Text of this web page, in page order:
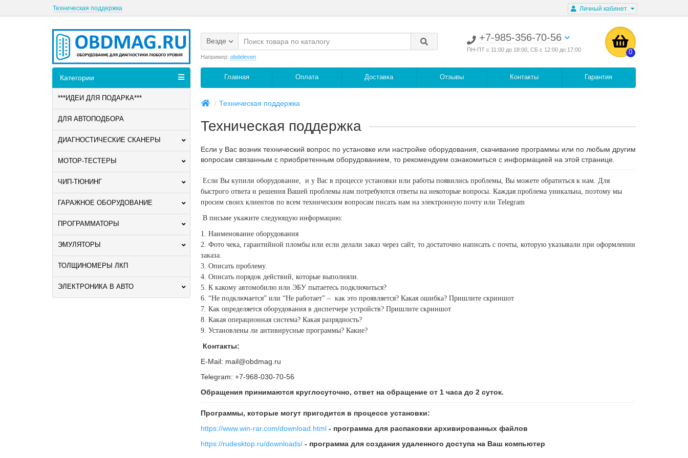
Личный кабинет
Техническая поддержка
+7-985-356-70-56
ПН-ПТ с 11:00 до 18:00, СБ с 12:00 до 17:00 0
Везде
Например: obdeleven
Главная Оплата Доставка Отзывы Контакты Гарантия
Категории
***ИДЕИ ДЛЯ ПОДАРКА***
ДЛЯ АВТОПОДБОРА
ДИАГНОСТИЧЕСКИЕ СКАНЕРЫ
МОТОР-ТЕСТЕРЫ
ЧИП-ТЮНИНГ
ГАРАЖНОЕ ОБОРУДОВАНИЕ
ПРОГРАММАТОРЫ
ЭМУЛЯТОРЫ
ТОЛЩИНОМЕРЫ ЛКП
ЭЛЕКТРОНИКА В АВТО
Техническая поддержка
Техническая поддержка
Если у Вас возник технический вопрос по установке или настройке оборудования, скачивание программы или по любым другим
вопросам связанным с приобретенным оборудованием, то рекомендуем ознакомиться с информацией на этой странице.
Если Вы купили оборудование, и у Вас в процессе установки или работы появились проблемы, Вы можете обратиться к нам. Для
быстрого ответа и решения Вашей проблемы нам потребуются ответы на некоторые вопросы. Каждая проблема уникальна, поэтому мы
просим своих клиентов по всем техническим вопросам писать нам на электронную почту или Telegram
В письме укажите следующую информацию:
1. Наименование оборудования
2. Фото чека, гарантийной пломбы или если делали заказ через сайт, то достаточно написать с почты, которую указывали при оформлении
заказа.
3. Описать проблему.
4. Описать порядок действий, которые выполняли.
5. К какому автомобилю или ЭБУ пытаетесь подключиться?
6. “Не подключается” или “Не работает” – как это проявляется? Какая ошибка? Пришлите скриншот
7. Как определяется оборудования в диспетчере устройств? Пришлите скриншот
8. Какая операционная система? Какая разрядность?
9. Установлены ли антивирусные программы? Какие?
Контакты:
E-Mail: mail@obdmag.ru
Telegram: +7-968-030-70-56
Обращения принимаются круглосуточно, ответ на обращение от 1 часа до 2 суток.
Программы, которые могут пригодится в процессе установки:
https://www.win-rar.com/download.html - программа для распаковки архивированных файлов
https://rudesktop.ru/downloads/ - программа для создания удаленного доступа на Ваш компьютер